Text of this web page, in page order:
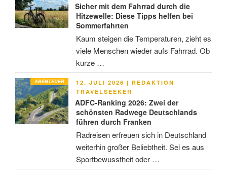
Sicher mit dem Fahrrad durch die
Hitzewelle: Diese Tipps helfen bei
Sommerfahrten
Kaum steigen die Temperaturen, zieht es
viele Menschen wieder aufs Fahrrad. Ob
kurze …
ABENTEUER
VERÖFFENTLICHT
AM
12. JULI 2026 | REDAKTION
TRAVELSEEKER
ADFC-Ranking 2026: Zwei der
schönsten Radwege Deutschlands
führen durch Franken
Radreisen erfreuen sich in Deutschland
weiterhin großer Beliebtheit. Sei es aus
Sportbewusstheit oder …